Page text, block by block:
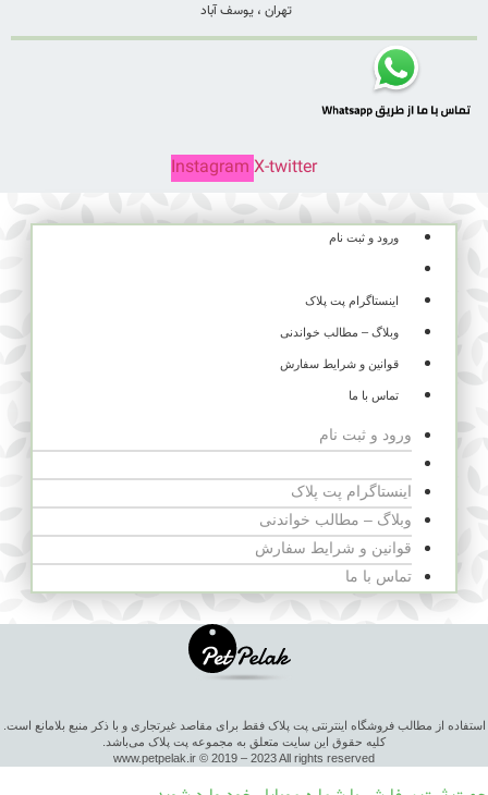
تهران ، یوسف آباد
Instagram X-twitter
ورود و ثبت نام
اینستاگرام پت پلاک
وبلاگ – مطالب خواندنی
قوانین و شرایط سفارش
تماس با ما
ورود و ثبت نام
اینستاگرام پت پلاک
وبلاگ – مطالب خواندنی
قوانین و شرایط سفارش
تماس با ما
استفاده از مطالب فروشگاه اینترنتی پت پلاک فقط برای مقاصد غیرتجاری و با ذکر منبع بلامانع است.
کلیه حقوق این سایت متعلق به مجموعه پت پلاک می‌باشد.
www.petpelak.ir © 2019 – 2023 All rights reserved